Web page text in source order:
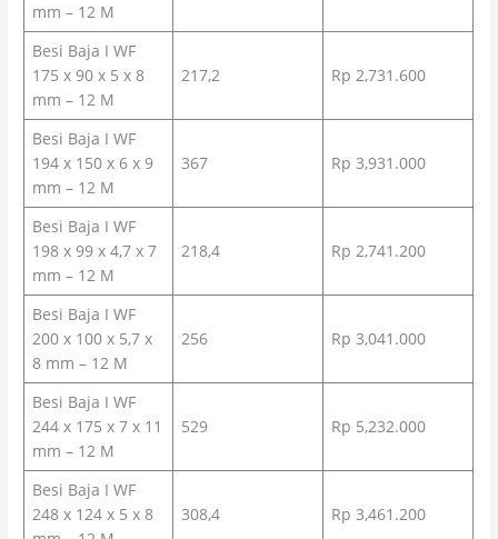
mm – 12 M
Besi Baja I WF
175 x 90 x 5 x 8
mm – 12 M
217,2 Rp 2,731.600
Besi Baja I WF
194 x 150 x 6 x 9
mm – 12 M
367 Rp 3,931.000
Besi Baja I WF
198 x 99 x 4,7 x 7
mm – 12 M
218,4 Rp 2,741.200
Besi Baja I WF
200 x 100 x 5,7 x
8 mm – 12 M
256 Rp 3,041.000
Besi Baja I WF
244 x 175 x 7 x 11
mm – 12 M
529 Rp 5,232.000
Besi Baja I WF
248 x 124 x 5 x 8
308,4 Rp 3,461.200